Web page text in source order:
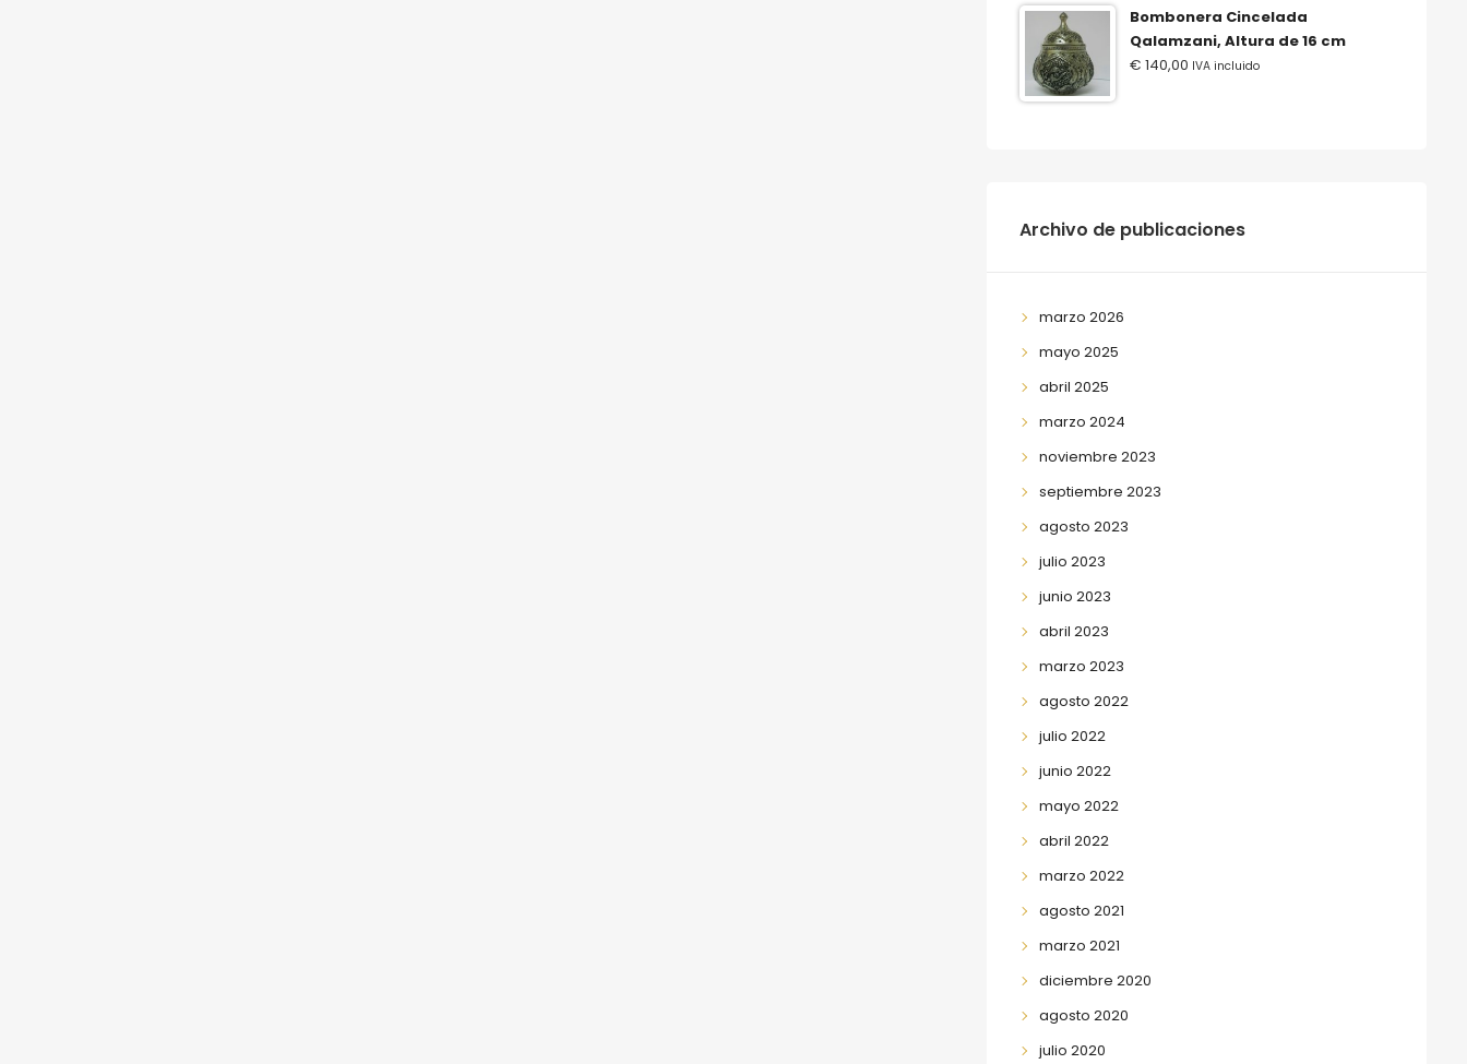
Bombonera Cincelada
Qalamzani, Altura de 16 cm
€ 140,00 IVA incluido
Archivo de publicaciones
marzo 2026
mayo 2025
abril 2025
marzo 2024
noviembre 2023
septiembre 2023
agosto 2023
julio 2023
junio 2023
abril 2023
marzo 2023
agosto 2022
julio 2022
junio 2022
mayo 2022
abril 2022
marzo 2022
agosto 2021
marzo 2021
diciembre 2020
agosto 2020
julio 2020